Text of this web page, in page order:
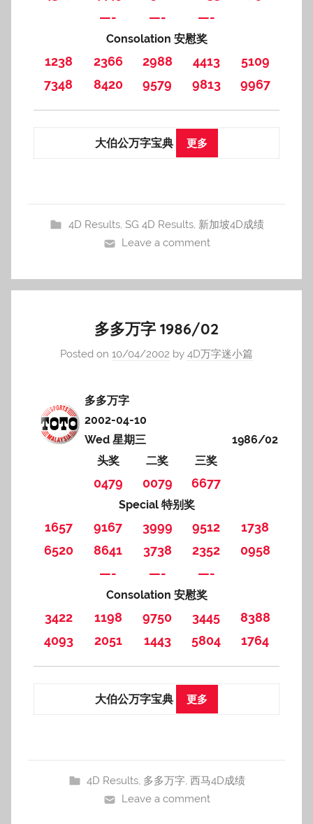
—-
—- —-
Consolation 安慰奖
1238 2366 2988 4413
5109
7348
8420 9579 9813 9967
大伯公万字宝典 更多
4D Results, SG 4D Results, 新加坡4D成绩
Leave a comment
多多万字 1986/02
Posted on 10/04/2002 by 4D万字迷小篇
多多万字
2002-04-10
Wed 星期三
1986/02
头奖
二奖 三奖
0479 0079 6677
Special 特别奖
1657 9167 3999 9512
1738
6520
8641 3738 2352
0958
—-
—- —-
Consolation 安慰奖
3422 1198 9750 3445
8388
4093
2051 1443 5804 1764
大伯公万字宝典 更多
4D Results, 多多万字,西马4D成绩
Leave a comment